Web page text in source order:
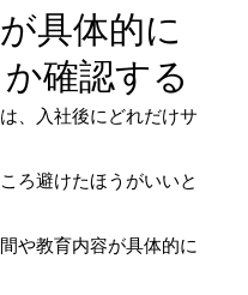
具体的に
確認する
、入社後にどれだけサ
ろ避けたほうがいいと
や教育内容が具体的に